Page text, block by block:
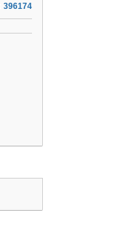
396174